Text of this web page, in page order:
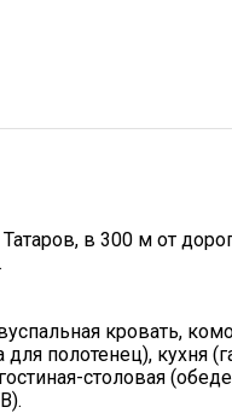
в 300 м от
кровать,
полотенец), кухня
столовая